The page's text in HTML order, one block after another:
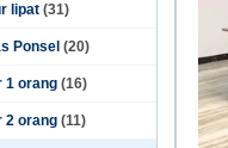
lipat (31)
Ponsel (20)
1 orang (16)
2 orang (11)